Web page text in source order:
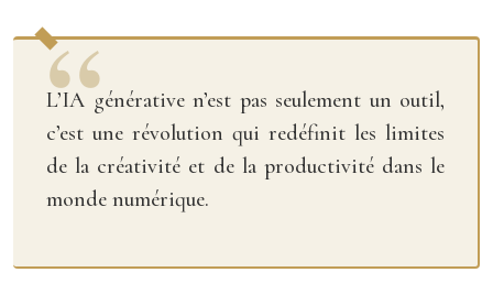
L’IA générative n’est pas seulement un outil,
c’est une révolution qui redéfinit les limites
de la créativité et de la productivité dans le
monde numérique.